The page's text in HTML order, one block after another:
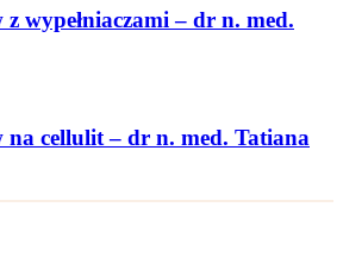
wypełniaczami – dr n. med.
cellulit – dr n. med. Tatiana